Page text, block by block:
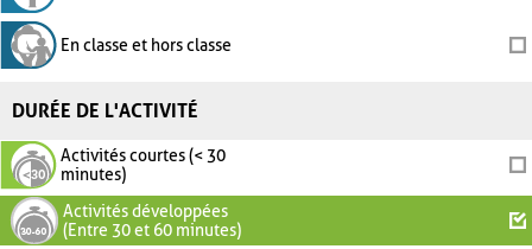
En classe et hors classe
DURÉE DE L'ACTIVITÉ
Activités courtes (< 30
minutes)
Activités développées
(Entre 30 et 60 minutes)